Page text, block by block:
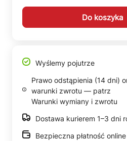
Do koszyka
Wyślemy pojutrze
Prawo odstąpienia (14 dni)
warunki zwrotu — patrz
Warunki wymiany i zwrotu
Dostawa kurierem 1–3 dni
Bezpieczna płatność online